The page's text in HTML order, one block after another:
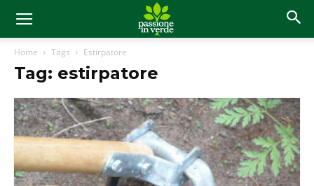
Home Tags Estirpatore
Tag: estirpatore